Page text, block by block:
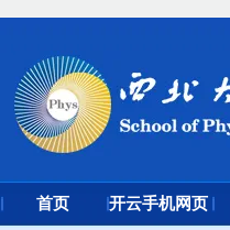
首页 开云手机网页